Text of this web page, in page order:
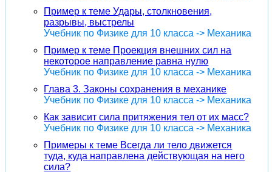
Пример к теме Удары, столкновения,
разрывы, выстрелы
Учебник по Физике для 10 класса -> Механика
Пример к теме Проекция внешних сил на
некоторое направление равна нулю
Учебник по Физике для 10 класса -> Механика
Глава 3. Законы сохранения в механике
Учебник по Физике для 10 класса -> Механика
Как зависит сила притяжения тел от их масс?
Учебник по Физике для 10 класса -> Механика
Примеры к теме Всегда ли тело движется
туда, куда направлена действующая на него
сила?